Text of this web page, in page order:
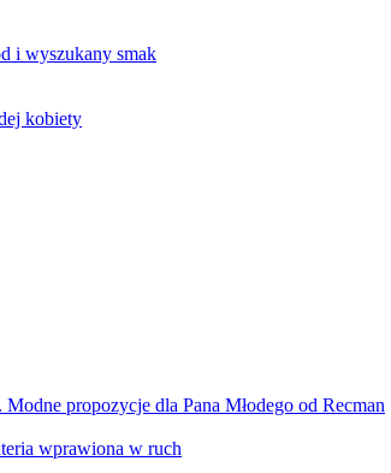
i wyszukany smak
kobiety
propozycje dla Pana Młodego od Recman
wprawiona w ruch